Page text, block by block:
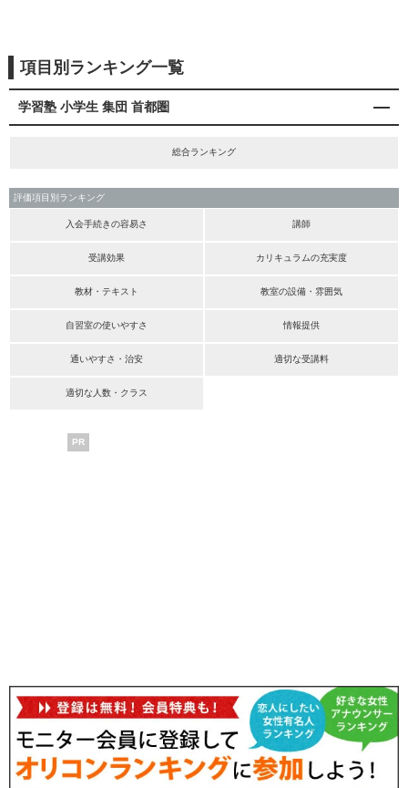
項目別ランキング一覧
学習塾 小学生 集団 首都圏
総合ランキング
評価項目別ランキング
入会手続きの容易さ 講師
受講効果 カリキュラムの充実度
教材・テキスト 教室の設備・雰囲気
自習室の使いやすさ 情報提供
通いやすさ・治安 適切な受講料
適切な人数・クラス
PR